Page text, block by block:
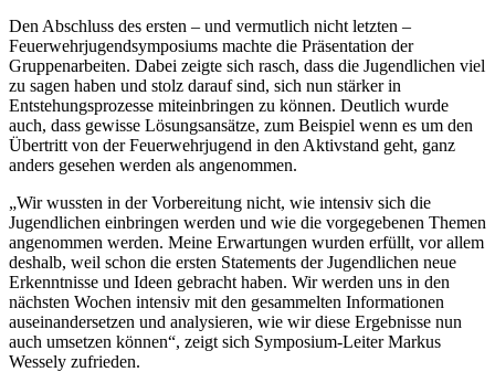
Den Abschluss des ersten – und vermutlich nicht letzten –
Feuerwehrjugendsymposiums machte die Präsentation der
Gruppenarbeiten. Dabei zeigte sich rasch, dass die Jugendlichen viel
zu sagen haben und stolz darauf sind, sich nun stärker in
Entstehungsprozesse miteinbringen zu können. Deutlich wurde
auch, dass gewisse Lösungsansätze, zum Beispiel wenn es um den
Übertritt von der Feuerwehrjugend in den Aktivstand geht, ganz
anders gesehen werden als angenommen.
„Wir wussten in der Vorbereitung nicht, wie intensiv sich die
Jugendlichen einbringen werden und wie die vorgegebenen Themen
angenommen werden. Meine Erwartungen wurden erfüllt, vor allem
deshalb, weil schon die ersten Statements der Jugendlichen neue
Erkenntnisse und Ideen gebracht haben. Wir werden uns in den
nächsten Wochen intensiv mit den gesammelten Informationen
auseinandersetzen und analysieren, wie wir diese Ergebnisse nun
auch umsetzen können“, zeigt sich Symposium-Leiter Markus
Wessely zufrieden.